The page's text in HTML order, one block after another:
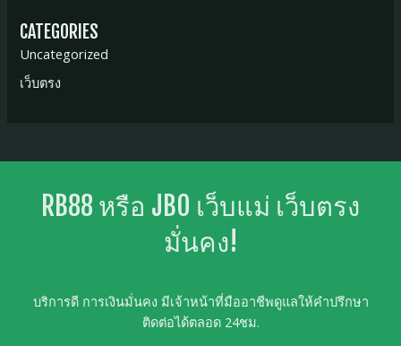
CATEGORIES
Uncategorized
เว็บตรง
RB88 หรือ JBO เว็บแม่ เว็บตรง
มั่นคง!
บริการดี การเงินมั่นคง มีเจ้าหน้าที่มืออาชีพดูแลให้คำปรึกษา
ติดต่อได้ตลอด 24ชม.